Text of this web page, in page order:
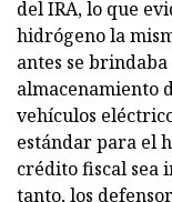
del IRA, lo que
hidrógeno la
antes se
almacenamiento
vehículos
estándar para el
crédito fiscal sea
tanto, los